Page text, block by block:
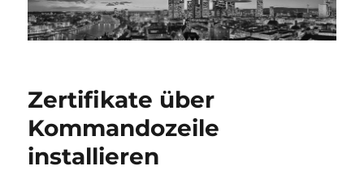
Zertifikate über
Kommandozeile
installieren